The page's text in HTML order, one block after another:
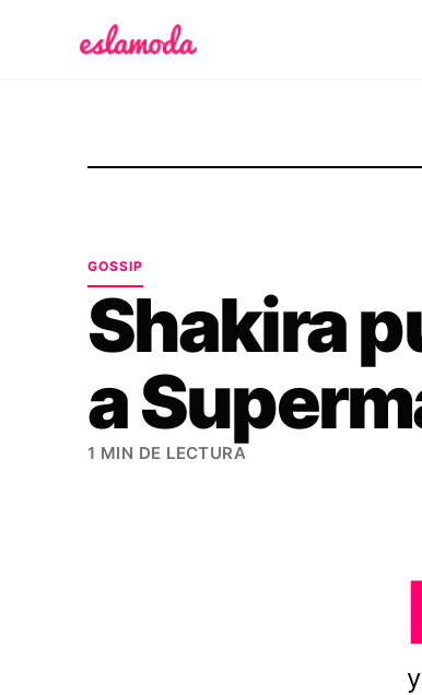
GOSSIP
Shakira
a
1 MIN DE LECTURA